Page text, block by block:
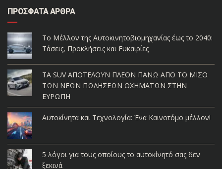
ΠΡΌΣΦΑΤΑ ΆΡΘΡΑ
Το Μέλλον της Αυτοκινητοβιομηχανίας έως το 2040:
Τάσεις, Προκλήσεις και Ευκαιρίες
ΤΑ SUV ΑΠΟΤΕΛΟΥΝ ΠΛΕΟΝ ΠΑΝΩ ΑΠΟ ΤΟ ΜΙΣΟ
ΤΩΝ ΝΕΩΝ ΠΩΛΗΣΕΩΝ ΟΧΗΜΑΤΩΝ ΣΤΗΝ
ΕΥΡΩΠΗ
Αυτοκίνητα και Τεχνολογία: Ένα Καινοτόμο μέλλον!
5 λόγοι για τους οποίους το αυτοκίνητό σας δεν
ξεκινά